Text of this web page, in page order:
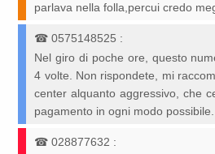
parlava nella folla,percui credo
☎0575148525 :
Nel giro di poche ore, questo
4 volte. Non rispondete, mi
center alquanto aggressivo, che
pagamento in ogni modo possibile.
☎028877632 :